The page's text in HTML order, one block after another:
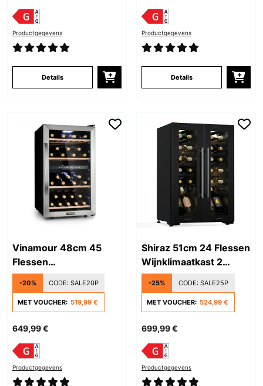
Productgegevens
Details
Productgegevens
Details
Vinamour 48cm 45
Flessen
Wijnklimaatkast 2
Zones Zilver
-20% CODE: SALE20P
MET VOUCHER: 519,99 €
649,99 €
Productgegevens
Shiraz 51cm 24 Flessen
Wijnklimaatkast 2
Zones Zwart
-25% CODE: SALE25P
MET VOUCHER: 524,99 €
699,99 €
Productgegevens